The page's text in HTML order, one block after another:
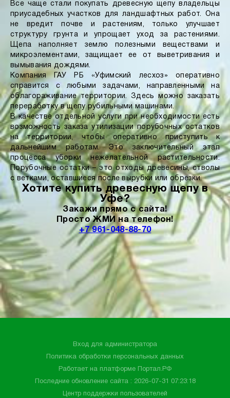
Все чаще стали покупать древесную щепу владельцы
приусадебных участков для ландшафтных работ. Она
не вредит почве и растениям, только улучшает
структуру грунта и упрощает уход за растениями.
Щепа наполняет землю полезными веществами и
микроэлементами, защищает ее от выветривания и
вымывания дождями.
Компания ГАУ РБ «Уфимский лесхоз» оперативно
справится с любыми задачами, направленными на
облагораживание территории. Здесь можно заказать
переработку в щепу рубильными машинами.
В качестве отдельной услуги при необходимости есть
возможность заказа утилизации порубочных остатков
на территории, чтобы оперативно приступить к
дальнейшим работам. Это заключительный этап
процесса уборки нежелательной растительности.
Порубочные остатки – это отходы древесины, стволы
с ветками, оставшиеся после вырубки или обрезки.
Хотите купить древесную щепу в
Уфе?
Закажи прямо с сайта!
Просто ЖМИ на телефон!
+7 961-048-88-70
Вход для администратора
Политика обработки персональных данных
Работает на платформе
Портал.РФ
Последние обновление сайта : 2026-07-31 07:23:18
Центр поддержки пользователей